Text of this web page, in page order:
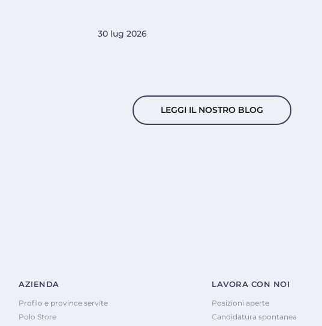
30 lug 2026
LEGGI IL NOSTRO BLOG
AZIENDA
Profilo e province servite
Polo Store
LAVORA CON NOI
Posizioni aperte
Candidatura spontanea